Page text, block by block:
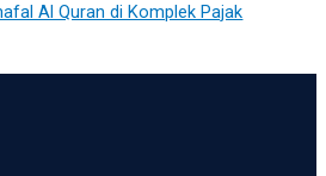
Al Quran di Komplek Pajak